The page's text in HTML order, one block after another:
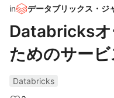
in
Databricks
ためのサー
Databricks